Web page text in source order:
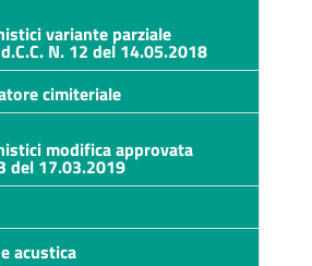
variante parziale
N. 12 del 14.05.2018
cimiteriale
modifica approvata
del 17.03.2019
acustica